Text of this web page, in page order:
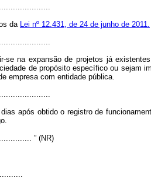
da Lei nº 12.431, de 24 de junho de 2011.
na expansão de projetos já
de propósito específico ou sejam
empresa com entidade pública.
após obtido o registro de
” (NR)